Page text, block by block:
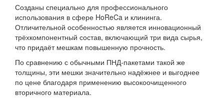
Созданы специально для профессионального
использования в сфере HoReCa и клининга.
Отличительной особенностью является инновационный
трёхкомпонентный состав, включающий три вида сырья,
что придаёт мешкам повышенную прочность.
По сравнению с обычными ПНД-пакетами такой же
толщины, эти мешки значительно надёжнее и выгоднее
по цене благодаря применению высокоочищенного
вторичного материала.